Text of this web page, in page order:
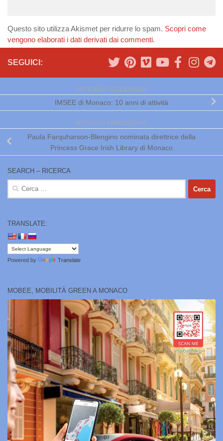
Questo sito utilizza Akismet per ridurre lo spam. Scopri come
vengono elaborati i dati derivati dai commenti.
SEGUICI:
ARTICOLO SUCCESSIVO
IMSEE di Monaco: 10 anni di attività
ARTICOLO PRECEDENTE
Paula Farquharson-Blengino nominata direttrice della
Princess Grace Irish Library di Monaco
SEARCH – RICERCA
Ricerca
per:
TRANSLATE:
Powered by Translate
MOBEE, MOBILITÀ GREEN A MONACO